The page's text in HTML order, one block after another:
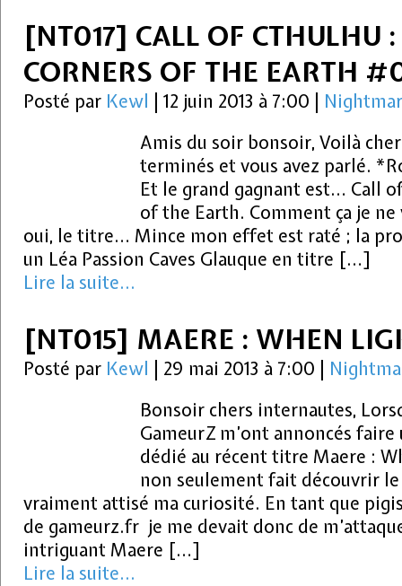
[NT017] CALL OF CTHULHU
CORNERS OF THE EARTH
Posté par Kewl 12 juin 2013 à 7:00
Amis du soir bonsoir, Voilà
terminés et vous avez parlé.
Et le grand gagnant est… Call
of the Earth. Comment ça je
oui, le titre… Mince mon effet est raté ; la
un Léa Passion Caves Glauque en titre […]
Lire la suite...
[NT015] MAERE : WHEN
Posté par Kewl 29 mai 2013 à 7:00
Bonsoir chers internautes,
GameurZ m’ont annoncés
dédié au récent titre Maere :
non seulement fait découvrir
vraiment attisé ma curiosité. En tant que
de gameurz.fr je me devait donc de
intriguant Maere […]
Lire la suite...